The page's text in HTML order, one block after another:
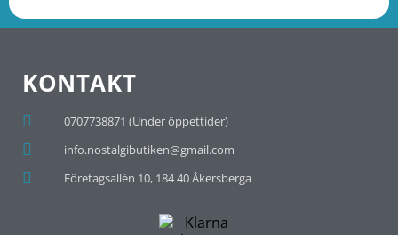
KONTAKT
0707738871 (Under öppettider)
info.nostalgibutiken@gmail.com
Företagsallén 10, 184 40 Åkersberga